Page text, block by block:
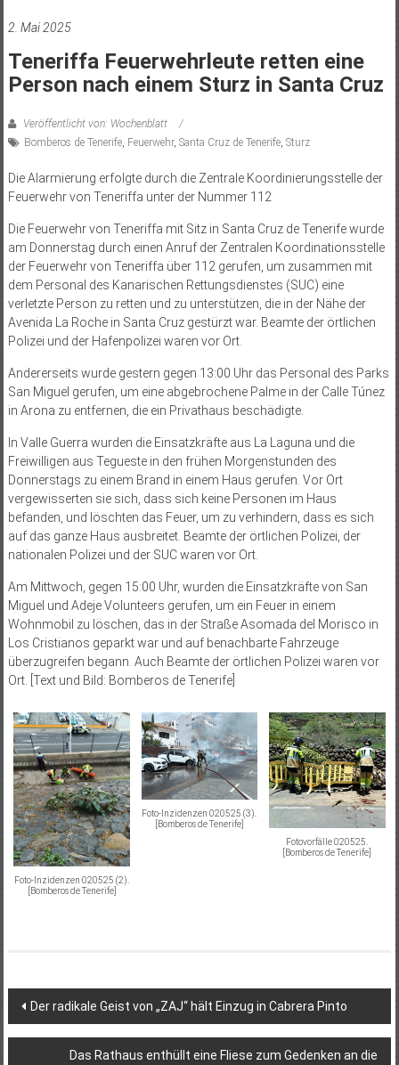
2. Mai 2025
Teneriffa Feuerwehrleute retten eine
Person nach einem Sturz in Santa Cruz
Veröffentlicht von: Wochenblatt
Bomberos de Tenerife, Feuerwehr, Santa Cruz de Tenerife, Sturz
Die Alarmierung erfolgte durch die Zentrale Koordinierungsstelle der
Feuerwehr von Teneriffa unter der Nummer 112
Die Feuerwehr von Teneriffa mit Sitz in Santa Cruz de Tenerife wurde
am Donnerstag durch einen Anruf der Zentralen Koordinationsstelle
der Feuerwehr von Teneriffa über 112 gerufen, um zusammen mit
dem Personal des Kanarischen Rettungsdienstes (SUC) eine
verletzte Person zu retten und zu unterstützen, die in der Nähe der
Avenida La Roche in Santa Cruz gestürzt war. Beamte der örtlichen
Polizei und der Hafenpolizei waren vor Ort.
Andererseits wurde gestern gegen 13:00 Uhr das Personal des Parks
San Miguel gerufen, um eine abgebrochene Palme in der Calle Túnez
in Arona zu entfernen, die ein Privathaus beschädigte.
In Valle Guerra wurden die Einsatzkräfte aus La Laguna und die
Freiwilligen aus Tegueste in den frühen Morgenstunden des
Donnerstags zu einem Brand in einem Haus gerufen. Vor Ort
vergewisserten sie sich, dass sich keine Personen im Haus
befanden, und löschten das Feuer, um zu verhindern, dass es sich
auf das ganze Haus ausbreitet. Beamte der örtlichen Polizei, der
nationalen Polizei und der SUC waren vor Ort.
Am Mittwoch, gegen 15:00 Uhr, wurden die Einsatzkräfte von San
Miguel und Adeje Volunteers gerufen, um ein Feuer in einem
Wohnmobil zu löschen, das in der Straße Asomada del Morisco in
Los Cristianos geparkt war und auf benachbarte Fahrzeuge
überzugreifen begann. Auch Beamte der örtlichen Polizei waren vor
Ort. [Text und Bild: Bomberos de Tenerife]
Foto-Inzidenzen 020525 (2).
[Bomberos de Tenerife]
Foto-Inzidenzen 020525 (3).
[Bomberos de Tenerife]
Fotovorfälle 020525.
[Bomberos de Tenerife]
Beitragsnavigation
Der radikale Geist von „ZAJ“ hält Einzug in Cabrera Pinto
Das Rathaus enthüllt eine Fliese zum Gedenken an die